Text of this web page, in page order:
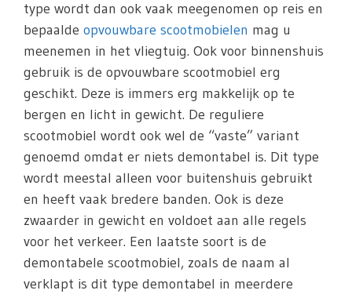
type wordt dan ook vaak meegenomen op reis en
bepaalde opvouwbare scootmobielen mag u
meenemen in het vliegtuig. Ook voor binnenshuis
gebruik is de opvouwbare scootmobiel erg
geschikt. Deze is immers erg makkelijk op te
bergen en licht in gewicht. De reguliere
scootmobiel wordt ook wel de “vaste” variant
genoemd omdat er niets demontabel is. Dit type
wordt meestal alleen voor buitenshuis gebruikt
en heeft vaak bredere banden. Ook is deze
zwaarder in gewicht en voldoet aan alle regels
voor het verkeer. Een laatste soort is de
demontabele scootmobiel, zoals de naam al
verklapt is dit type demontabel in meerdere